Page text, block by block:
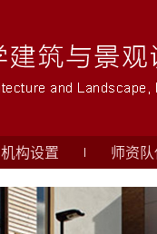
机构设置 师资队